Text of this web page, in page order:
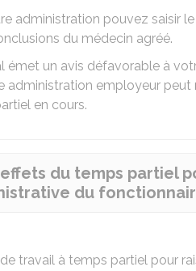
administration pouvez saisir le
du médecin agréé.
émet un avis défavorable à
administration employeur
en cours.
du temps partiel
du
travail à temps partiel pour